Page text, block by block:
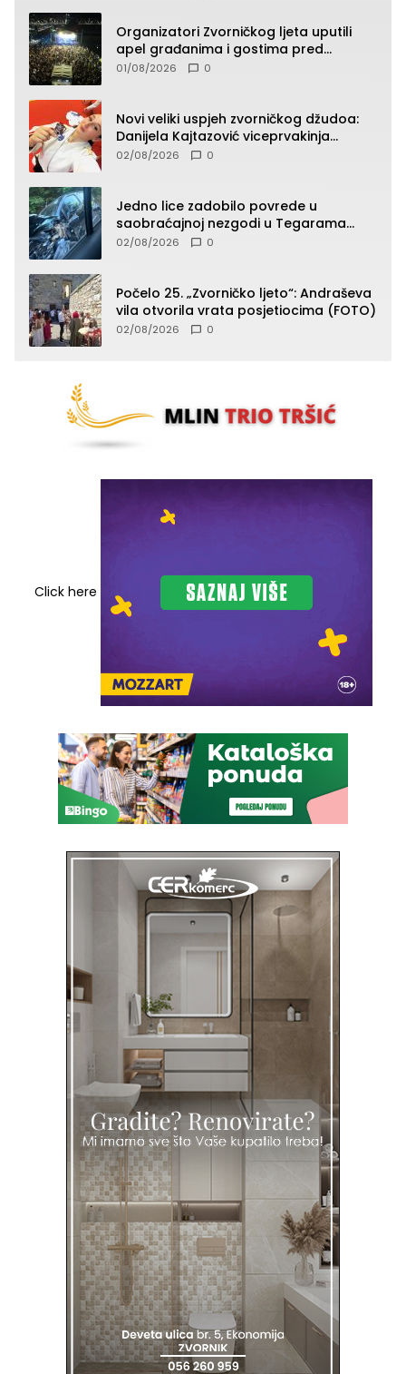
Organizatori Zvorničkog ljeta uputili
apel građanima i gostima pred
početak koncertnog programa
01/08/2026 0
Novi veliki uspjeh zvorničkog džudoa:
Danijela Kajtazović viceprvakinja
Balkana u seniorskoj konkurenciji
02/08/2026 0
Jedno lice zadobilo povrede u
saobraćajnoj nezgodi u Tegarama
(FOTO)
02/08/2026 0
Počelo 25. „Zvorničko ljeto“: Andraševa
vila otvorila vrata posjetiocima (FOTO)
02/08/2026 0
Click here